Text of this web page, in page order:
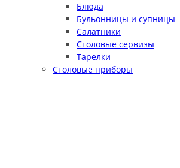
Блюда
Бульонницы и супницы
Салатники
Столовые сервизы
Тарелки
Столовые приборы